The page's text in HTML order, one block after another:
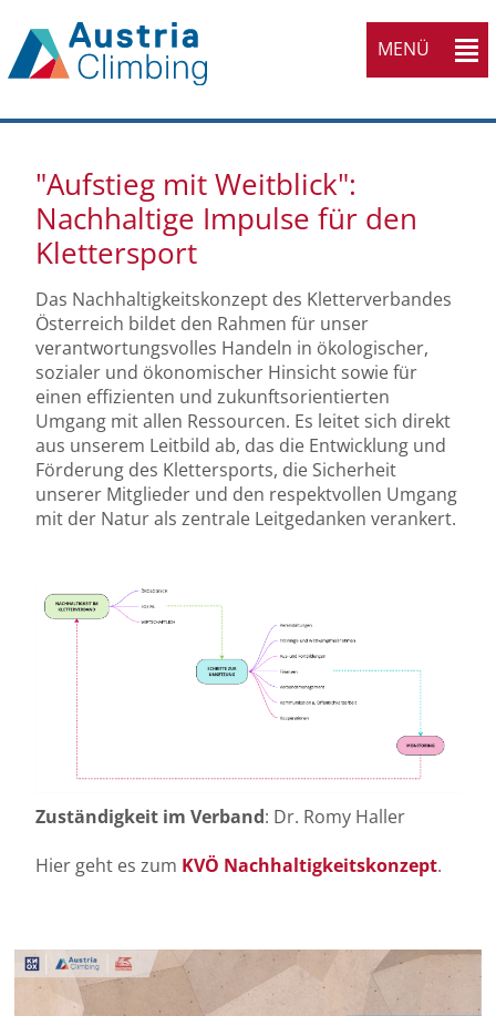
MENÜ
"Aufstieg mit Weitblick":
Nachhaltige Impulse für den
Klettersport
Das Nachhaltigkeitskonzept des Kletterverbandes
Österreich bildet den Rahmen für unser
verantwortungsvolles Handeln in ökologischer,
sozialer und ökonomischer Hinsicht sowie für
einen effizienten und zukunftsorientierten
Umgang mit allen Ressourcen. Es leitet sich direkt
aus unserem Leitbild ab, das die Entwicklung und
Förderung des Klettersports, die Sicherheit
unserer Mitglieder und den respektvollen Umgang
mit der Natur als zentrale Leitgedanken verankert.
Zuständigkeit im Verband: Dr. Romy Haller
Hier geht es zum KVÖ Nachhaltigkeitskonzept.